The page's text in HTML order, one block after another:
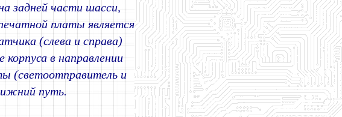
задней части шасси,
платы является
(слева и справа)
в направлении
(светоотправитель и
путь.